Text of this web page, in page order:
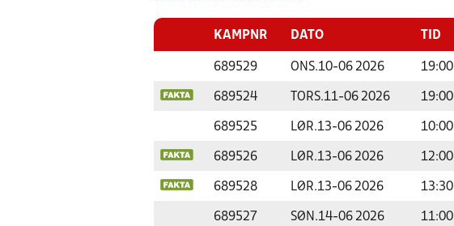
KAMPNR DATO TID
689529 ONS.10-06 2026 19:00
689524 TORS.11-06 2026 19:00
689525 LØR.13-06 2026 10:00
689526 LØR.13-06 2026 12:00
689528 LØR.13-06 2026 13:30
689527 SØN.14-06 2026 11:00